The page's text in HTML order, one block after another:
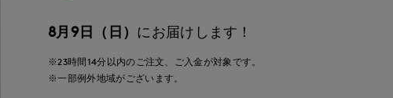
8月9日（日） にお届けします！
※23時間14分以内のご注文、ご入金が対象です。
※一部例外地域がございます。